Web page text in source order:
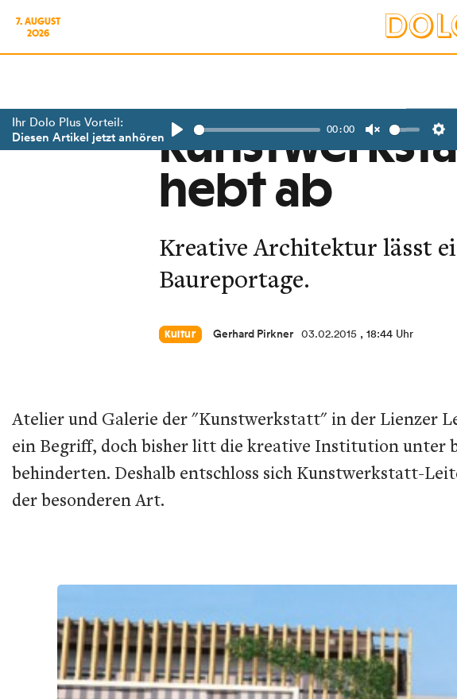
7. AUGUST
2026
Ihr Dolo Plus Vorteil:
Diesen Artikel jetzt anhören 00:00
hebt ab
Kreative Architektur lässt
Baureportage.
Kultur Gerhard Pirkner 03.02.2015 , 18:44 Uhr
Atelier und Galerie der "Kunstwerkstatt" in der Lienzer
ein Begriff, doch bisher litt die kreative Institution unter
behinderten. Deshalb entschloss sich Kunstwerkstatt-
der besonderen Art.